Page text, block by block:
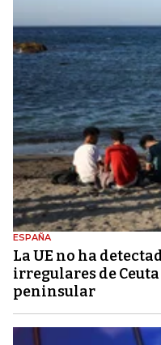
ESPAÑA
La UE no ha
irregulares de
peninsular